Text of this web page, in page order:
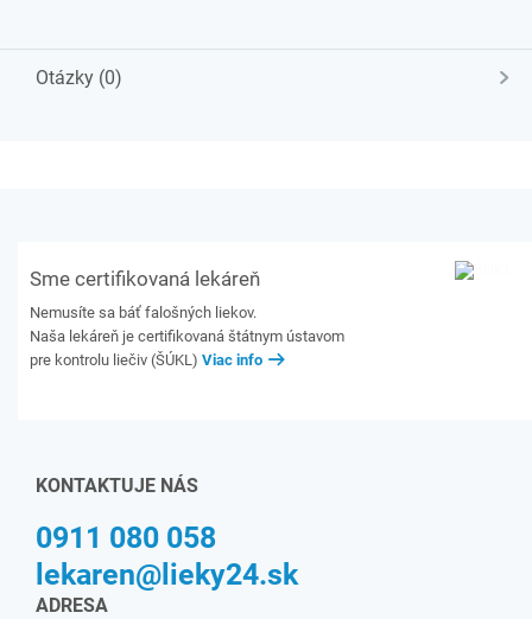
Otázky (0)
Sme certifikovaná lekáreň
Nemusíte sa báť falošných liekov.
Naša lekáreň je certifikovaná štátnym ústavom
pre kontrolu liečiv (ŠÚKL) Viac info
KONTAKTUJE NÁS
0911 080 058
lekaren@lieky24.sk
ADRESA